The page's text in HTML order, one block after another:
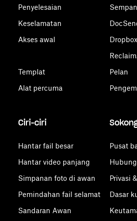
Penyelesaian
Keselamatan
Akses awal
Templat
Alat percuma
Pelan
Ciri-ciri
Hantar fail besar
Hantar video panjang
Simpanan foto di awan
Pemindahan fail selamat
Sandaran Awan
Pusat
Privasi
Dasar